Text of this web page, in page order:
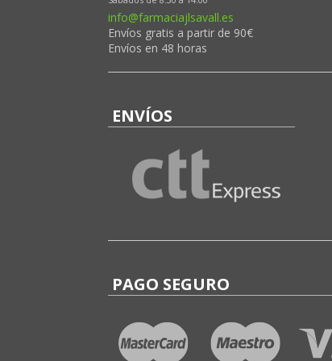
info@farmaciajlsavall.es
Envíos gratis a partir de 90€
Envíos en 48 horas
ENVÍOS
PAGO SEGURO